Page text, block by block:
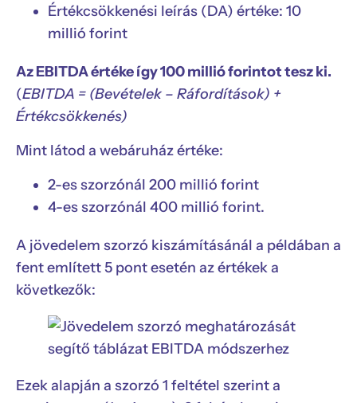
Értékcsökkenési leírás (DA) értéke: 10
millió forint
Az EBITDA értéke így 100 millió forintot tesz ki.
(EBITDA = (Bevételek – Ráfordítások) +
Értékcsökkenés)
Mint látod a webáruház értéke:
2-es szorzónál 200 millió forint
4-es szorzónál 400 millió forint.
A jövedelem szorzó kiszámításánál a példában a
fent említett 5 pont esetén az értékek a
következők:
Ezek alapján a szorzó 1 feltétel szerint a